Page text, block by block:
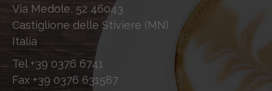
Via Medole, 52 46043
Castiglione delle Stiviere (MN)
Italia
Tel +39 0376 6741
Fax +39 0376 631587